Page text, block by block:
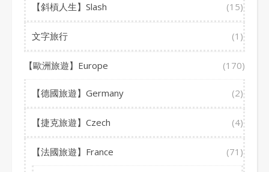
【斜槓人生】Slash (15)
文字旅行 (1)
【歐洲旅遊】Europe (170)
【德國旅遊】Germany (2)
【捷克旅遊】Czech (4)
【法國旅遊】France (71)